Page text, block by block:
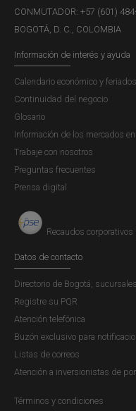
CONMUTADOR: +57 (601)
BOGOTÁ, D. C., COLOMBIA
Información de interés y ayuda
Calendario económico y
Continuidad del negocio
Glosario
Información de los mercados en
Trabaje con nosotros
Preguntas frecuentes
Prensa digital
Recaudos corporativos
Datos de contacto
Directorio de Bogotá,
Registre su PQR
Atención telefónica
Buzón exclusivo para
Listas de correos
Atención a inversionistas de
Términos y condiciones